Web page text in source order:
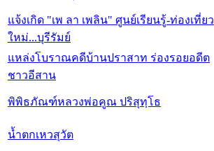
แจ้งเกิด "เพ ลา เพลิน" ศูนย์เรียนรู้-ท่องเที่ยว
ใหม่...บุรีรัมย์
แหล่งโบราณคดีบ้านปราสาท ร่องรอยอดีต
ชาวอีสาน
พิพิธภัณฑ์หลวงพ่อคูณ ปริสุทฺโธ
น้ำตกเหวสุวัต